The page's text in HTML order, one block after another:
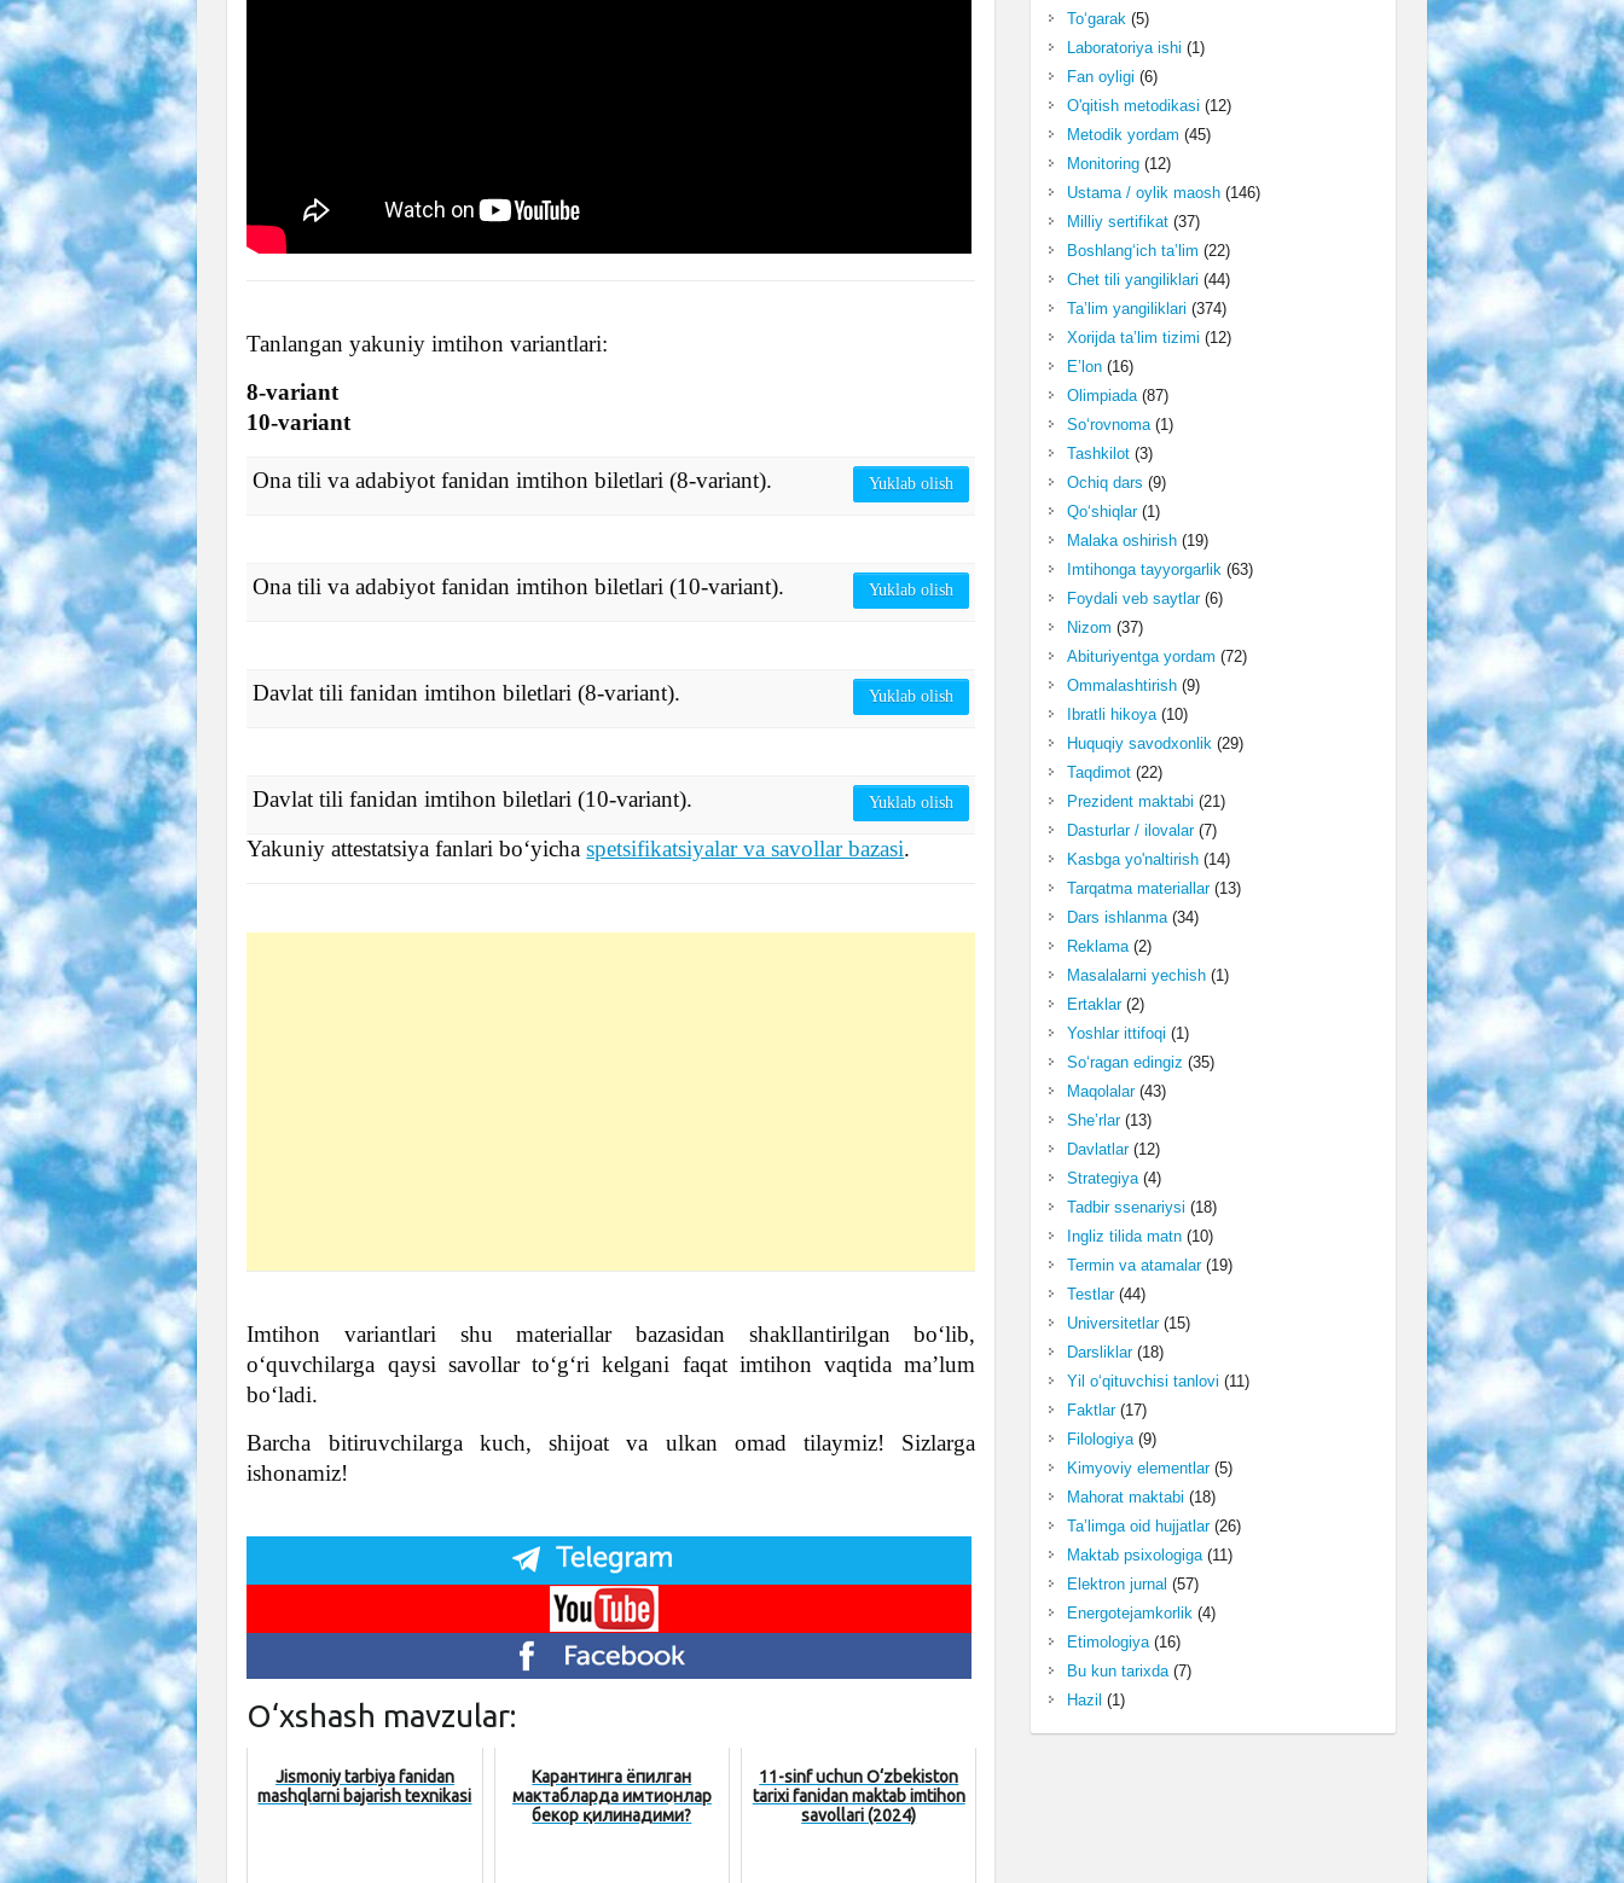
Tanlangan yakuniy imtihon variantlari:
8-variant
10-variant
Ona tili va adabiyot fanidan imtihon biletlari (8-variant). Yuklab olish
Ona tili va adabiyot fanidan imtihon biletlari (10-variant). Yuklab olish
Davlat tili fanidan imtihon biletlari (8-variant). Yuklab olish
Davlat tili fanidan imtihon biletlari (10-variant). Yuklab olish
Yakuniy attestatsiya fanlari bo‘yichaspetsifikatsiyalar va savollar bazasi.
Imtihon variantlari shu materiallar bazasidan shakllantirilgan bo‘lib,
o‘quvchilarga qaysi savollar to‘g‘ri kelgani faqat imtihon vaqtida ma’lum
bo‘ladi.
Barcha bitiruvchilarga kuch, shijoat va ulkan omad tilaymiz! Sizlarga
ishonamiz!
O‘xshash mavzular:
Jismoniy tarbiya fanidan
mashqlarni bajarish texnikasi
Карантинга ёпилган
мактабларда имтиҳонлар
бекор қилинадими?
11-sinf uchun O‘zbekiston
tarixi fanidan maktab imtihon
savollari (2024)
To‘garak(5)
Laboratoriya ishi (1)
Fan oyligi (6)
O'qitish metodikasi (12)
Metodik yordam (45)
Monitoring(12)
Ustama / oylik maosh(146)
Milliy sertifikat(37)
Boshlang‘ich ta’lim (22)
Chet tili yangiliklari (44)
Ta’lim yangiliklari (374)
Xorijda ta’lim tizimi (12)
E’lon(16)
Olimpiada(87)
So‘rovnoma(1)
Tashkilot(3)
Ochiq dars (9)
Qo‘shiqlar(1)
Malaka oshirish(19)
Imtihonga tayyorgarlik(63)
Foydali veb saytlar(6)
Nizom (37)
Abituriyentga yordam (72)
Ommalashtirish(9)
Ibratli hikoya(10)
Huquqiy savodxonlik(29)
Taqdimot(22)
Prezident maktabi (21)
Dasturlar / ilovalar(7)
Kasbga yo'naltirish(14)
Tarqatma materiallar(13)
Dars ishlanma(34)
Reklama(2)
Masalalarni yechish(1)
Ertaklar(2)
Yoshlar ittifoqi (1)
So‘ragan edingiz (35)
Maqolalar(43)
She’rlar(13)
Davlatlar(12)
Strategiya(4)
Tadbir ssenariysi (18)
Ingliz tilida matn(10)
Termin va atamalar(19)
Testlar(44)
Universitetlar(15)
Darsliklar(18)
Yil o‘qituvchisi tanlovi (11)
Faktlar(17)
Filologiya(9)
Kimyoviy elementlar(5)
Mahorat maktabi (18)
Ta’limga oid hujjatlar(26)
Maktab psixologiga(11)
Elektron jurnal (57)
Energotejamkorlik(4)
Etimologiya(16)
Bu kun tarixda(7)
Hazil (1)